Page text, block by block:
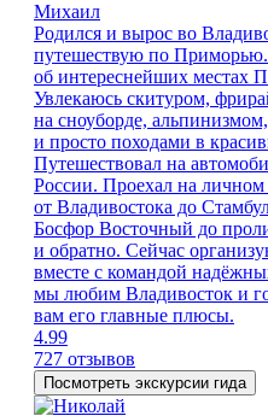
Михаил
Родился и вырос во
путешествую по
об интереснейших местах
Увлекаюсь скитуром,
на сноуборде,
и просто походами в
Путешествовал на
России. Проехал на личном
от Владивостока до
Босфор Восточный до
и обратно. Сейчас
вместе с командой
мы любим Владивосток и
вам его главные плюсы.
4.99
727 отзывов
Посмотреть экскурсии гида